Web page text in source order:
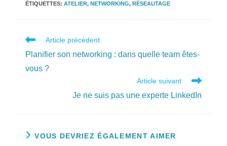
ÉTIQUETTES: ATELIER, NETWORKING, RÉSEAUTAGE
Read
articles
Article précédent
Planifier son networking : dans quelle team êtes-
vous ?
Article suivant
Je ne suis pas une experte LinkedIn
VOUS DEVRIEZ ÉGALEMENT AIMER